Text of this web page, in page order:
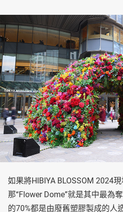
如果將HIBIYA BLOSSOM 2024
那“Flower Dome”就是其中最為
的70%都是由廢舊塑膠製成的人